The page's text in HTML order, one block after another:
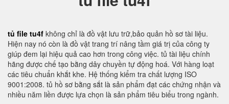
tủ file tu4f không chỉ là đồ vật lưu trữ,bảo quản hồ sơ tài liệu.
Hiện nay nó còn là đồ vật trang trí nâng tầm giá trị của công ty
giúp đem lại hiệu quả cao hơn trong công việc. tủ tài liệu chính
hãng được chế tạo bằng dây chuyền tự động hoá. Với hàng loạt
các tiêu chuẩn khắt khe. Hệ thống kiểm tra chất lượng ISO
9001:2008. tủ hồ sơ bằng sắt là sản phẩm đạt các chứng nhận và
nhiều năm liền được lựa chọn là sản phẩm tiêu biểu trong ngành.